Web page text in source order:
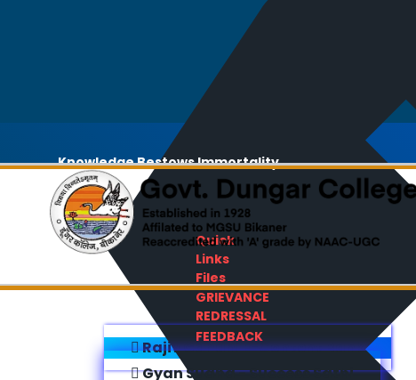
Knowledge Bestows Immortality
Quick
Links
Files
GRIEVANCE
REDRESSAL
FEEDBACK
Rajiv Gandhi E-Content Bank
Gyan Sudha - Success Sathi